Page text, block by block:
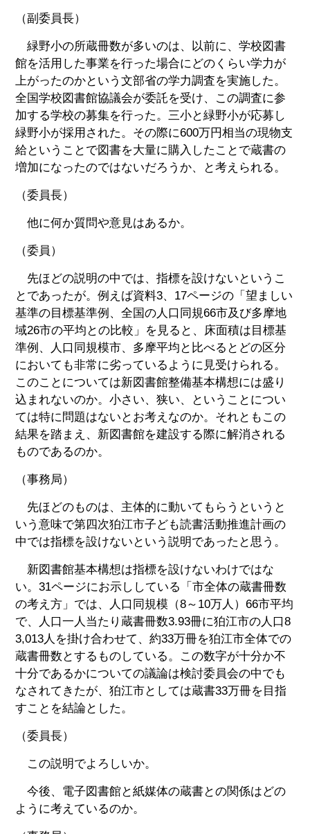
（副委員長）
緑野小の所蔵冊数が多いのは、以前に、学校図書
館を活用した事業を行った場合にどのくらい学力が
上がったのかという文部省の学力調査を実施した。
全国学校図書館協議会が委託を受け、この調査に参
加する学校の募集を行った。三小と緑野小が応募し
緑野小が採用された。その際に600万円相当の現物支
給ということで図書を大量に購入したことで蔵書の
増加になったのではないだろうか、と考えられる。
（委員長）
他に何か質問や意見はあるか。
（委員）
先ほどの説明の中では、指標を設けないというこ
とであったが。例えば資料3、17ページの「望ましい
基準の目標基準例、全国の人口同規66市及び多摩地
域26市の平均との比較」を見ると、床面積は目標基
準例、人口同規模市、多摩平均と比べるとどの区分
においても非常に劣っているように見受けられる。
このことについては新図書館整備基本構想には盛り
込まれないのか。小さい、狭い、ということについ
ては特に問題はないとお考えなのか。それともこの
結果を踏まえ、新図書館を建設する際に解消される
ものであるのか。
（事務局）
先ほどのものは、主体的に動いてもらうというと
いう意味で第四次狛江市子ども読書活動推進計画の
中では指標を設けないという説明であったと思う。
新図書館基本構想は指標を設けないわけではな
い。31ページにお示ししている「市全体の蔵書冊数
の考え方」では、人口同規模（8～10万人）66市平均
で、人口一人当たり蔵書冊数3.93冊に狛江市の人口8
3,013人を掛け合わせて、約33万冊を狛江市全体での
蔵書冊数とするものしている。この数字が十分か不
十分であるかについての議論は検討委員会の中でも
なされてきたが、狛江市としては蔵書33万冊を目指
すことを結論とした。
（委員長）
この説明でよろしいか。
今後、電子図書館と紙媒体の蔵書との関係はどの
ように考えているのか。